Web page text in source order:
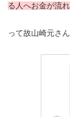
る人へお金が流
って故山崎元さ